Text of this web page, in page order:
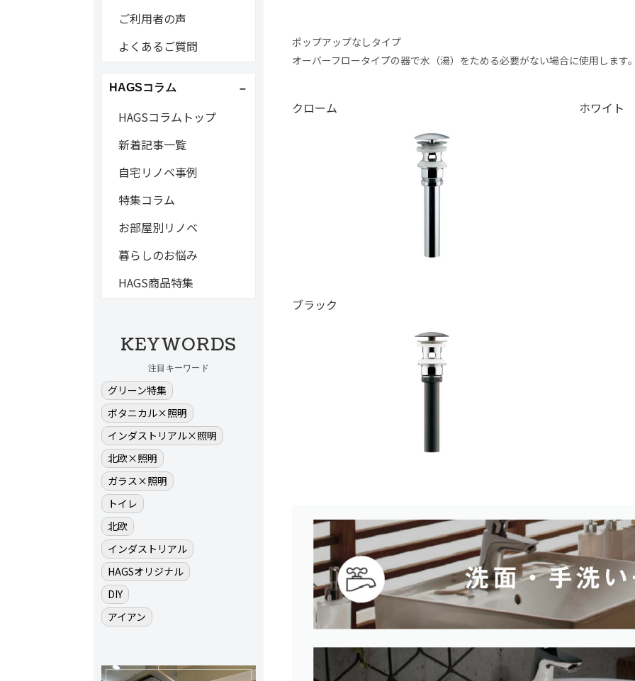
ポップアップなしタイプ
オーバーフロータイプの器で水（湯）をためる必要がない場合に使用します
クローム ホワイト
ブラック
ご利用者の声
よくあるご質問
HAGSコラム
HAGSコラムトップ
新着記事一覧
自宅リノベ事例
特集コラム
お部屋別リノベ
暮らしのお悩み
HAGS商品特集
KEYWORDS
注目キーワード
グリーン特集
ボタニカル×照明
インダストリアル×照明
北欧×照明
ガラス×照明
トイレ
北欧
インダストリアル
HAGSオリジナル
DIY
アイアン